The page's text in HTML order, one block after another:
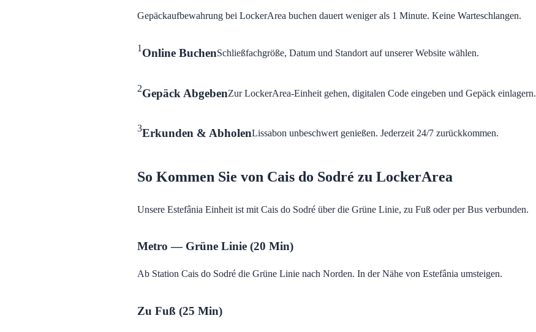
Gepäckaufbewahrung bei LockerArea buchen dauert weniger als 1 Minute. Keine Warteschlangen.
1 Online BuchenSchließfachgröße, Datum und Standort auf unserer Website wählen.
2Gepäck AbgebenZur LockerArea-Einheit gehen, digitalen Code eingeben und Gepäck einlagern.
3Erkunden & AbholenLissabon unbeschwert genießen. Jederzeit 24/7 zurückkommen.
So Kommen Sie von Cais do Sodré zu LockerArea
Unsere Estefânia Einheit ist mit Cais do Sodré über die Grüne Linie, zu Fuß oder per Bus verbunden.
Metro — Grüne Linie (20 Min)
Ab Station Cais do Sodré die Grüne Linie nach Norden. In der Nähe von Estefânia umsteigen.
Zu Fuß (25 Min)